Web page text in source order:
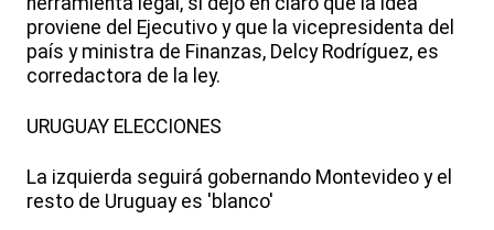
proviene del Ejecutivo y que la vicepresidenta del
país y ministra de Finanzas, Delcy Rodríguez, es
corredactora de la ley.
URUGUAY ELECCIONES
La izquierda seguirá gobernando Montevideo y el
resto de Uruguay es 'blanco'